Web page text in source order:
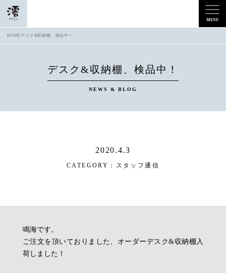
HOMEデスク&収納棚、検品中！
デスク&収納棚、検品中！
NEWS & BLOG
2020.4.3
CATEGORY： スタッフ通信
鳴海です。
ご注文を頂いておりました、オーダーデスク&収納棚入
荷しました！